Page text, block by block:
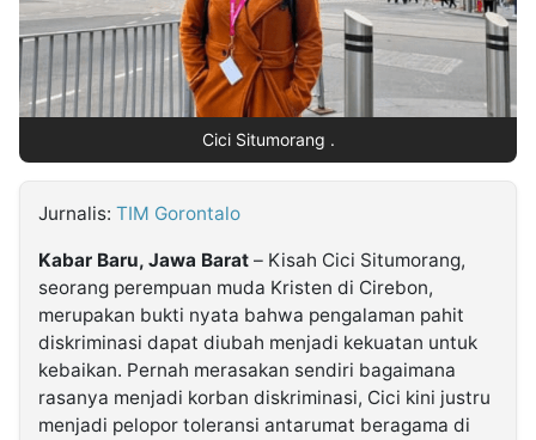
Follow
Kabarbaru
Kabarbaru.co
2026
Cici Situmorang .
Jurnalis: TIM Gorontalo
Kabar Baru, Jawa Barat – Kisah Cici Situmorang,
seorang perempuan muda Kristen di Cirebon,
merupakan bukti nyata bahwa pengalaman pahit
diskriminasi dapat diubah menjadi kekuatan untuk
kebaikan. Pernah merasakan sendiri bagaimana
rasanya menjadi korban diskriminasi, Cici kini justru
menjadi pelopor toleransi antarumat beragama di